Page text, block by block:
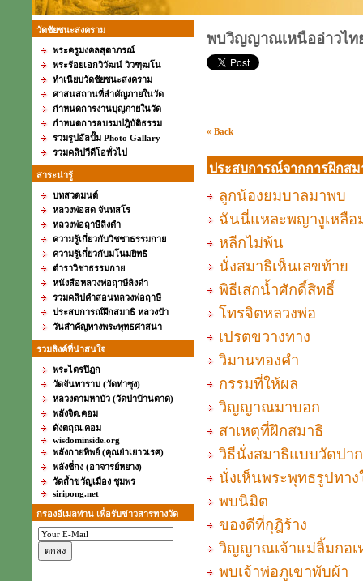
วัดชัยชนะสงคราม
พระครูมงคลสุตาภรณ์
พระร้อยเอกวิวัฒน์ วิวฑฺฒโน
ทำเนียบวัดชัยชนะสงคราม
ศาสนสถานที่สำคัญภายในวัด
กำหนดการงานบุญภายในวัด
กำหนดการอบรมปฎิบัติธรรม
รวมรูปอัลปั๊ม Photo Gallary
รวมคลิปวีดีโอทั่วไป
สาระน่ารู้
บทสวดมนต์
หลวงพ่อสด จันทสโร
หลวงพ่อฤาษีลิงดำ
ความรู้เกี่ยวกับวิชชาธรรมกาย
ความรู้เกี่ยวกับมโนมยิทธิ
ตำราวิชาธรรมกาย
หนังสือหลวงพ่อฤาษีลิงดำ
รวมคลิปคำสอนหลวงพ่อฤาษี
ประสบการณ์ฝึกสมาธิ หลวงป๋า
วันสำคัญทางพระพุทธศาสนา
รวมลิงค์ที่น่าสนใจ
พระไตรปิฎก
วัดจันทาราม (วัดท่าซุง)
หลวงตามหาบัว (วัดป่าบ้านตาด)
พลังจิต.คอม
ดังตฤณ.คอม
wisdominside.org
พลังกายทิพย์ (คุณย่าเยาวเรศ)
พลังชี่กง (อาจารย์หยาง)
วัดถ้ำขวัญเมือง ชุมพร
siripong.net
กรองอีเมลท่าน เพื่อรับข่าวสารทางวัด
พบวิญญาณเหนืออ่าวไท
« Back
ประสบการณ์จากการฝึกส
ลูกน้องยมบาลมาพบ
ฉันนี่แหละพญางูเหลือ
หลีกไม่พ้น
นั่งสมาธิเห็นเลขท้าย
พิธีเสกน้ำศักดิ์สิทธิ์
โทรจิตหลวงพ่อ
เปรตขวางทาง
วิมานทองคำ
กรรมที่ให้ผล
วิญญาณมาบอก
สาเหตุที่ฝึกสมาธิ
วิธีนั่งสมาธิแบบวัดปา
นั่งเห็นพระพุทธรูปทาง
พบนิมิต
ของดีที่กุฎิร้าง
วิญญาณเจ้าแม่ลิ้มกอเ
พบเจ้าพ่อภูเขาพับผ้า